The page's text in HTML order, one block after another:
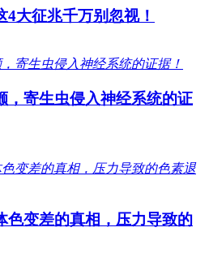
大征兆千万别忽视！
，寄生虫侵入神经系统的证
色变差的真相，压力导致的